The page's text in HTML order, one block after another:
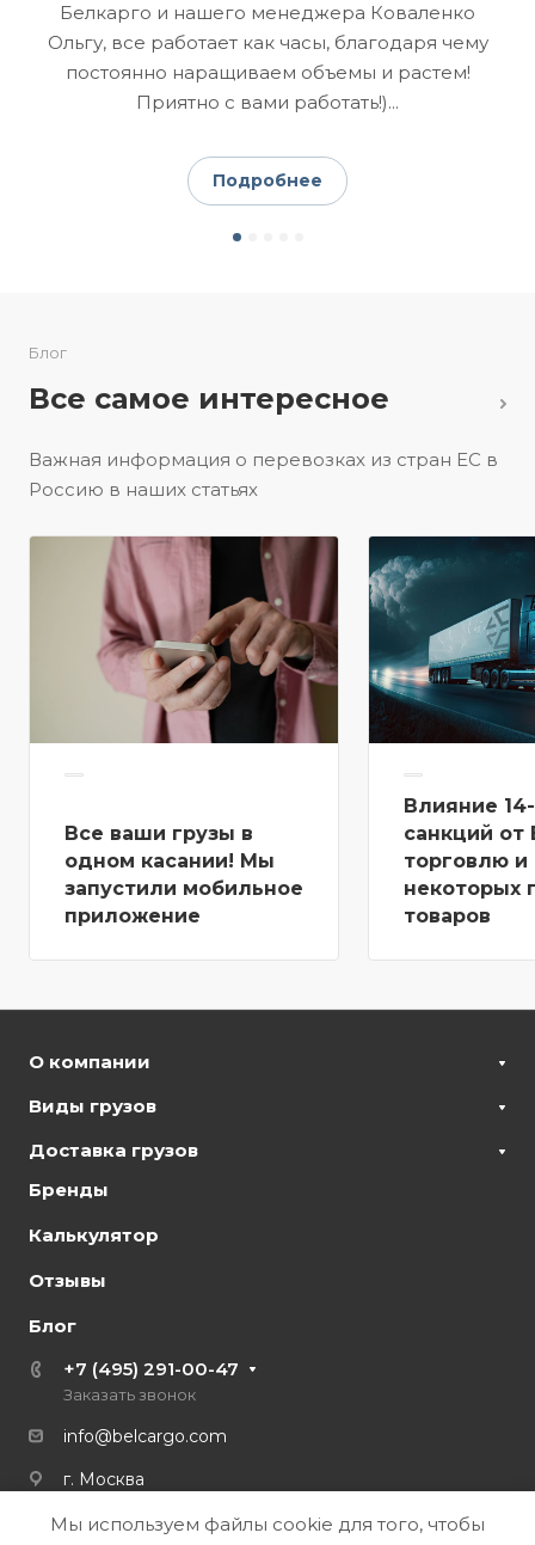
Белкарго и нашего менеджера Коваленко
Ольгу, все работает как часы, благодаря чему
постоянно наращиваем объемы и растем!
Приятно с вами работать!)...
Подробнее
Блог
Все самое интересное
Важная информация о перевозках из стран ЕС в
Россию в наших статьях
Все ваши грузы в
одном касании! Мы
запустили мобильное
приложение
Влияние
санкций от
торговлю и
некоторых
товаров
Мы используем файлы cookie для того, чтобы
О компании
Виды грузов
Доставка грузов
Бренды
Калькулятор
Отзывы
Блог
+7 (495) 291-00-47
Заказать звонок
info@belcargo.com
г. Москва